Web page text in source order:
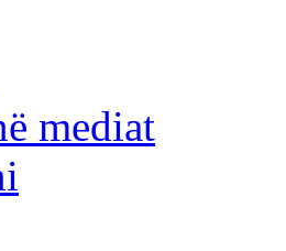
mediat